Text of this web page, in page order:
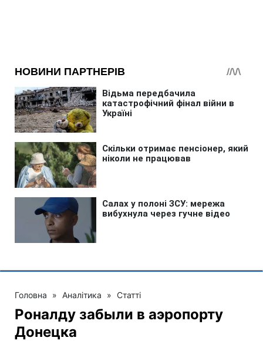
Головна » Аналітика » Статті
Роналду забыли в аэропорту
Донецка